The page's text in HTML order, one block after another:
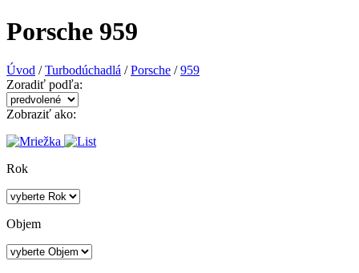
Porsche 959
Úvod / Turbodúchadlá / Porsche / 959
Zoradiť podľa:
Zobraziť ako:
Rok
Objem